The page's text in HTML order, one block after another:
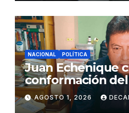
NACIONAL POLÍTICA
Juan Echenique
conformación
gabinete
Fujimori
AGOSTO 1, 2026